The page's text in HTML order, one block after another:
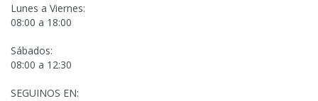
Lunes a Viernes:
08:00 a 18:00
Sábados:
08:00 a 12:30
SEGUINOS EN: